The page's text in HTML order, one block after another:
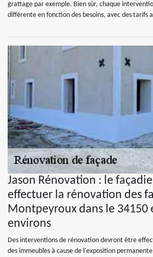
grattage par exemple. Bien sûr, chaque
différente en fonction des besoins, avec des tarifs
Jason Rénovation : le
effectuer la rénovation des
Montpeyroux dans le 34150
environs
Des interventions de rénovation devront être
des immeubles à cause de l'exposition